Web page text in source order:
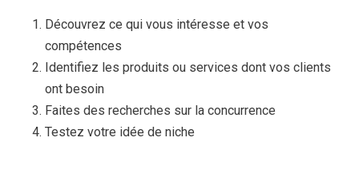
Découvrez ce qui vous intéresse et vos
compétences
Identifiez les produits ou services dont vos clients
ont besoin
Faites des recherches sur la concurrence
Testez votre idée de niche